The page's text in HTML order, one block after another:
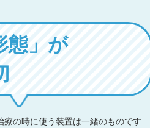
態」が
の時に使う装置は一緒のものです